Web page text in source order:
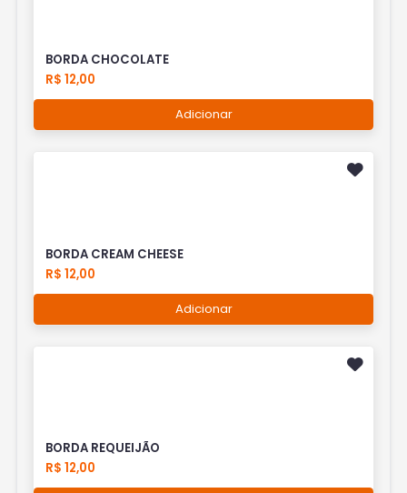
BORDA CHOCOLATE
R$ 12,00
Adicionar
BORDA CREAM CHEESE
R$ 12,00
Adicionar
BORDA REQUEIJÃO
R$ 12,00